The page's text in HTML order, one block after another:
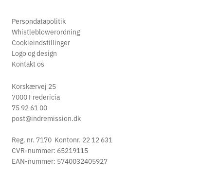
Persondatapolitik
Whistleblowerordning
Cookieindstillinger
Logo og design
Kontakt os
Korskærvej 25
7000 Fredericia
75 92 61 00
post@indremission.dk
Reg. nr. 7170 Kontonr. 22 12 631
CVR-nummer: 65219115
EAN-nummer: 5740032405927